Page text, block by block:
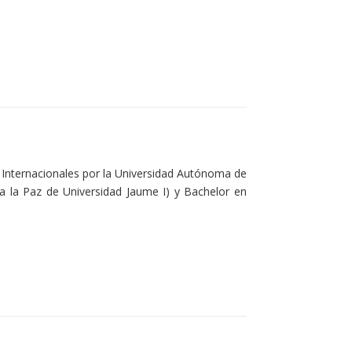
por la Universidad Autónoma de
la Paz de Universidad Jaume I) y Bachelor en